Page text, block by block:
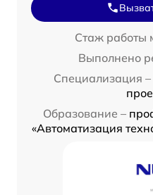
Стаж работы
Выполнено
Специализация –
Образование –
«Автоматизация